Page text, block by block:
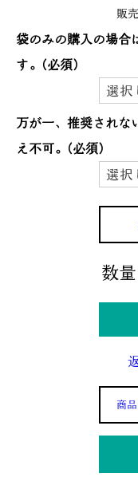
販
袋のみの購入の場合
す。
(必須)
万が一、推奨されな
え不可。
(必須)
商